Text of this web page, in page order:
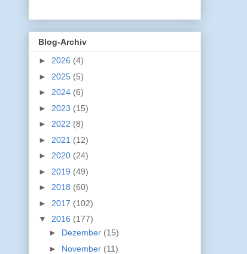
Blog-Archiv
► 2026 (4)
► 2025 (5)
► 2024 (6)
► 2023 (15)
► 2022 (8)
► 2021 (12)
► 2020 (24)
► 2019 (49)
► 2018 (60)
► 2017 (102)
▼ 2016 (177)
► Dezember (15)
► November (11)